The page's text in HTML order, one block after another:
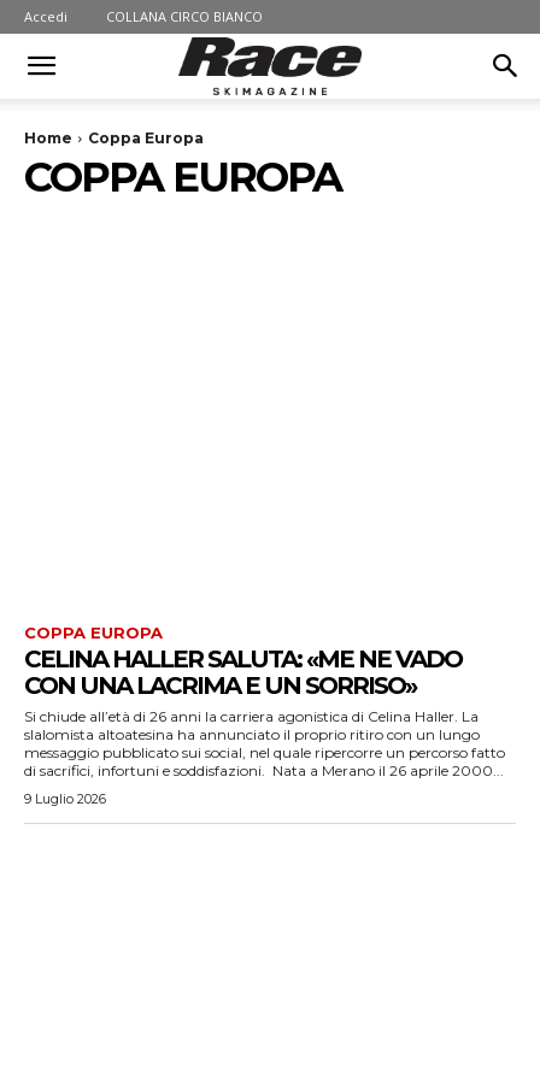
Accedi COLLANA CIRCO BIANCO
Home Coppa Europa
COPPA EUROPA
COPPA EUROPA
CELINA HALLER SALUTA: «ME NE VADO
CON UNA LACRIMA E UN SORRISO»
Si chiude all’età di 26 anni la carriera agonistica di Celina Haller. La
slalomista altoatesina ha annunciato il proprio ritiro con un lungo
messaggio pubblicato sui social, nel quale ripercorre un percorso fatto
di sacrifici, infortuni e soddisfazioni. Nata a Merano il 26 aprile 2000...
9 Luglio 2026